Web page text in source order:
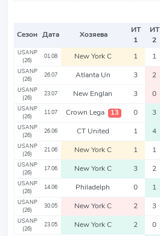
Сезон Дата Хозяева
ИТ
1
ИТ
2
USANP
(26)
01.08 New York C 1 1
USANP
(26)
26.07 Atlanta Un 3 2
USANP
(26)
23.07 New Englan 3 0
USANP
(26)
11.07 Crown Lega 13 0 3
USANP
(26)
26.06 CT United 1 4
USANP
(26)
21.06 New York C 1 1
USANP
(26)
17.06 New York C 3 2
USANP
(26)
14.06 Philadelph 0 1
USANP
(26)
30.05 New York C 2 3
USANP
(26)
23.05 New York C 2 0